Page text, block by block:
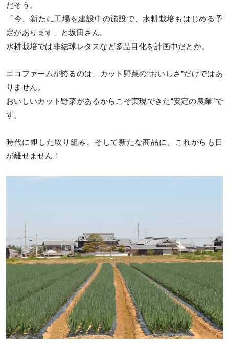
だそう。
「今、新たに工場を建設中の施設で、水耕栽培もはじめる予
定があります」と坂田さん。
水耕栽培では非結球レタスなど多品目化を計画中だとか。
エコファームが誇るのは、カット野菜の“おいしさ”だけではあ
りません。
おいしいカット野菜があるからこそ実現できた“安定の農業”で
す。
時代に即した取り組み、そして新たな商品に、これからも目
が離せません！